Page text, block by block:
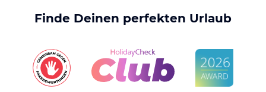
Finde Deinen perfekten Urlaub